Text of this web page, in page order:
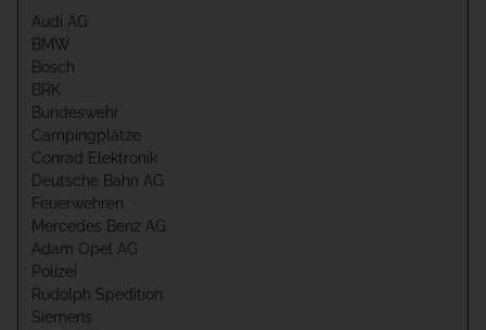
Audi AG
BMW
Bosch
BRK
Bundeswehr
Campingplätze
Conrad Elektronik
Deutsche Bahn AG
Feuerwehren
Mercedes Benz AG
Adam Opel AG
Polizei
Rudolph Spedition
Siemens